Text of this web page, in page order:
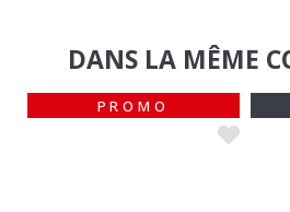
DANS LA MÊME
PROMO